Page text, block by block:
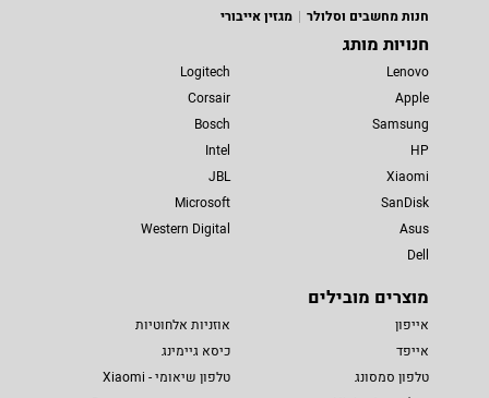
חנות מחשבים וסלולר
מגזין אייבורי
חנויות מותג
Lenovo
Apple
Samsung
HP
Xiaomi
SanDisk
Asus
Dell
Logitech
Corsair
Bosch
Intel
JBL
Microsoft
Western Digital
מוצרים מובילים
אייפון
אייפד
טלפון סמסונג
אוזניות אלחוטיות
כיסא גיימינג
טלפון שיאומי - Xiaomi